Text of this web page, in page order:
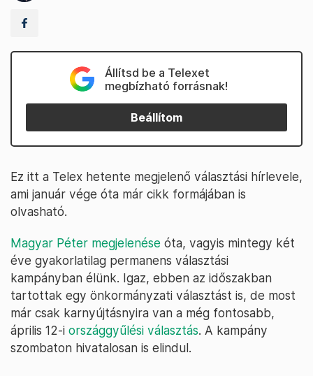
Állítsd be a Telexet
megbízható forrásnak!
Beállítom
Ez itt a Telex hetente megjelenő választási hírlevele,
ami január vége óta már cikk formájában is
olvasható.
Magyar Péter megjelenése óta, vagyis mintegy két
éve gyakorlatilag permanens választási
kampányban élünk. Igaz, ebben az időszakban
tartottak egy önkormányzati választást is, de most
már csak karnyújtásnyira van a még fontosabb,
április 12-i országgyűlési választás. A kampány
szombaton hivatalosan is elindul.